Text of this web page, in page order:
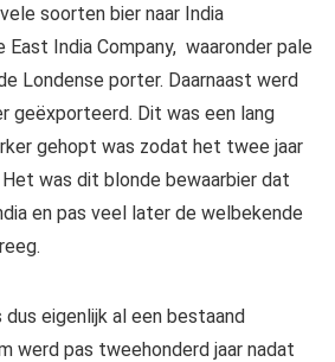
soorten bier naar India
India Company, waaronder pale
Londense porter. Daarnaast werd
geëxporteerd. Dit was een lang
gehopt was zodat het twee jaar
was dit blonde bewaarbier dat
en pas veel later de welbekende
dus eigenlijk al een bestaand
werd pas tweehonderd jaar nadat